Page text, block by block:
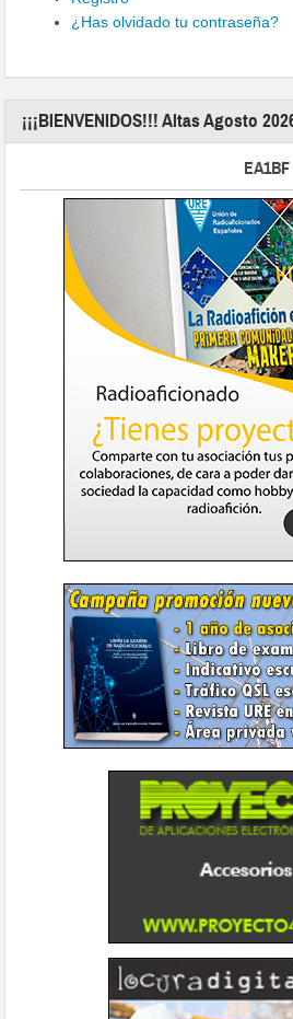
¿Has olvidado tu contraseña?
¡¡¡BIENVENIDOS!!! Altas Agosto
EA1BF -